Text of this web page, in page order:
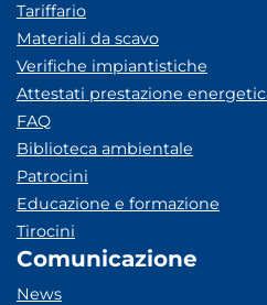
Tariffario
Materiali da scavo
Verifiche impiantistiche
Attestati prestazione
FAQ
Biblioteca ambientale
Patrocini
Educazione e formazione
Tirocini
Comunicazione
News